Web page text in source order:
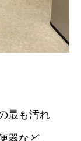
最も汚れ
器など、